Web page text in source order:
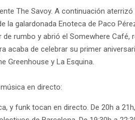
The Savoy. A continuación
la galardonada Enoteca de Paco
rumbo y abrió el Somewhere
acaba de celebrar su primer
Greenhouse y La Esquina.
en directo:
y funk tocan en directo. De 20h a